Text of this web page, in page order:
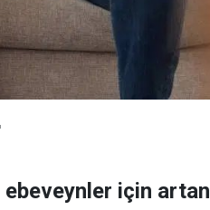
için artan